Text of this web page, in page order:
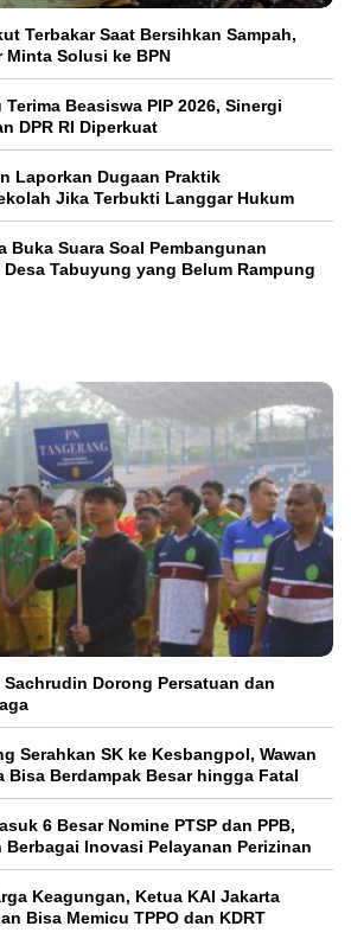
Terbakar Saat Bersihkan Sampah,
Minta Solusi ke BPN
Beasiswa PIP 2026, Sinergi
DPR RI Diperkuat
Laporkan Dugaan Praktik
Jika Terbukti Langgar Hukum
Buka Suara Soal Pembangunan
Tabuyung yang Belum Rampung
Sachrudin Dorong Persatuan dan
Serahkan SK ke Kesbangpol, Wawan
Bisa Berdampak Besar hingga Fatal
6 Besar Nomine PTSP dan PPB,
Berbagai Inovasi Pelayanan Perizinan
Keagungan, Ketua KAI Jakarta
Bisa Memicu TPPO dan KDRT